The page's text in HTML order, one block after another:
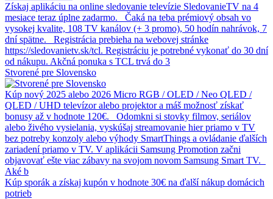
Získaj aplikáciu na online sledovanie televízie SledovanieTV na 4
mesiace teraz úplne zadarmo. Čaká na teba prémiový obsah vo
vysokej kvalite, 108 TV kanálov (+ 3 promo), 50 hodín nahrávok, 7
dní spätne. Registrácia prebieha na webovej stránke
https://sledovanietv.sk/tcl. Registráciu je potrebné vykonať do 30 dní
od nákupu. Akčná ponuka s TCL trvá do 3
Stvorené pre Slovensko
Kúp nový 2025 alebo 2026 Micro RGB / OLED / Neo QLED /
QLED / UHD televízor alebo projektor a máš možnosť získať
bonusy až v hodnote 120€. Odomkni si stovky filmov, seriálov
alebo živého vysielania, vyskúšaj streamovanie hier priamo v TV
bez potreby konzoly alebo výhody SmartThings a ovládanie ďalších
zariadení priamo v TV. V aplikácii Samsung Promotion začni
objavovať ešte viac zábavy na svojom novom Samsung Smart TV.
Aké b
Kúp sporák a získaj kupón v hodnote 30€ na ďalší nákup domácich
potrieb